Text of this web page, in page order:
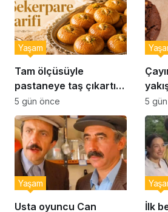
Tam ölçüsüyle
pastaneye taş çıkartır:
Şekerpare tarifi
Yaşam
5 gün önce 5
Usta oyuncu Can
Yaşam
İlk